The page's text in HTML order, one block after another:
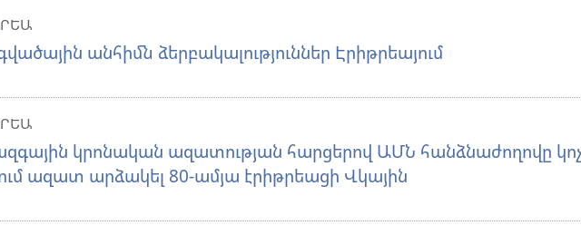
անհիմն ձերբակալություններ Էրիթրեայում
կրոնական ազատության հարցերով ԱՄՆ հանձնաժողովը կոչ
ազատ արձակել 80-ամյա էրիթրեացի Վկային